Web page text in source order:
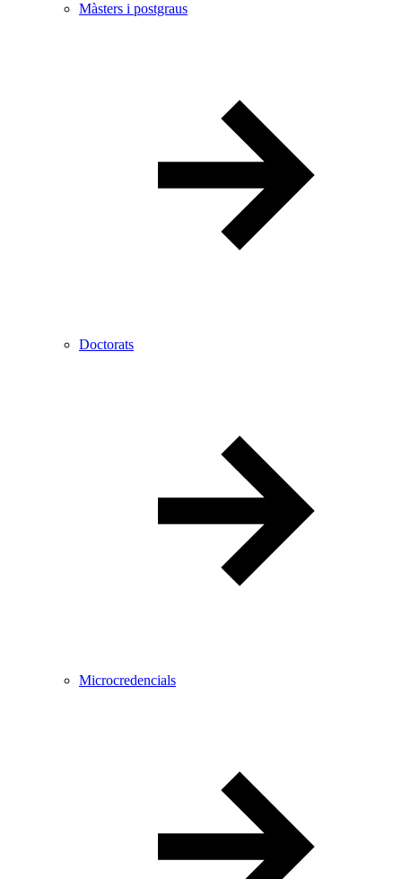
Màsters i postgraus
Doctorats
Microcredencials